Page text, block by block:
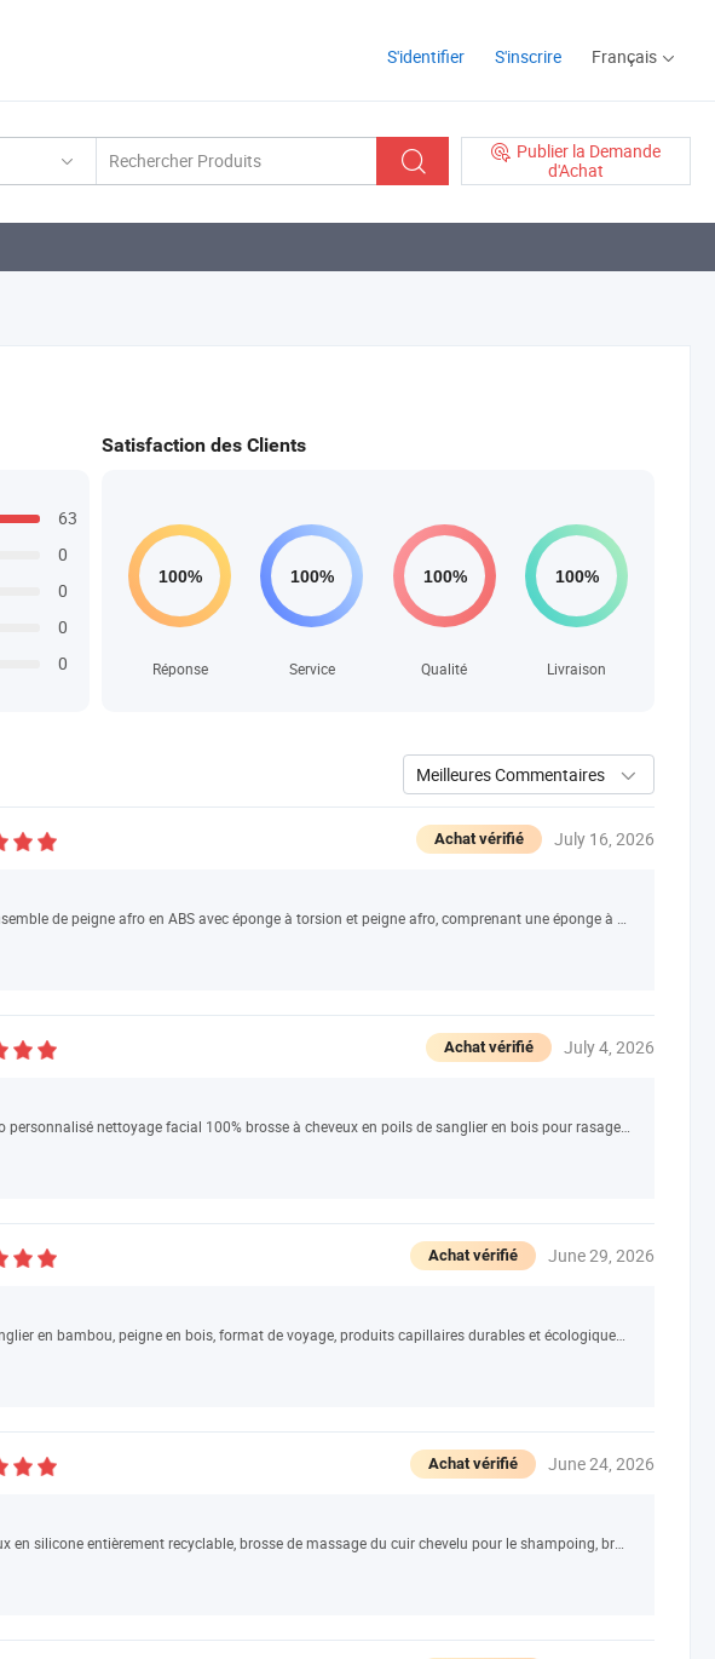
S'identifier S'inscrire Français
Publier la Demande
d'Achat
63
0
0
0
0
Satisfaction des Clients
Réponse Service Qualité Livraison
Meilleures Commentaires
Achat vérifié July 16, 2026
Achat vérifié July 4, 2026
Achat vérifié June 29, 2026
Achat vérifié June 24, 2026